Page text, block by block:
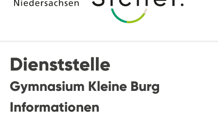
Dienststelle
Gymnasium Kleine Burg
Informationen